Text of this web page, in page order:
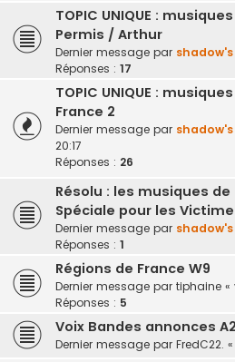
TOPIC UNIQUE :
Permis / Arthur
Dernier message par
Réponses : 17
TOPIC UNIQUE :
France 2
Dernier message par
20:17
Réponses : 26
Résolu : les musiques de
Spéciale pour les
Dernier message par
Réponses : 1
Régions de France W9
Dernier message par tiphaine «
Réponses : 5
Voix Bandes annonces
Dernier message par FredC22. «